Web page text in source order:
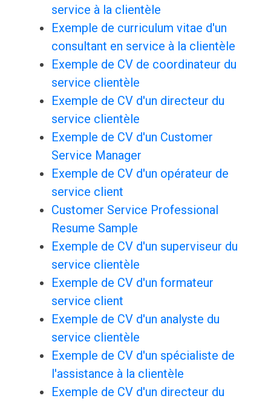
service à la clientèle
Exemple de curriculum vitae d'un
consultant en service à la clientèle
Exemple de CV de coordinateur du
service clientèle
Exemple de CV d'un directeur du
service clientèle
Exemple de CV d'un Customer
Service Manager
Exemple de CV d'un opérateur de
service client
Customer Service Professional
Resume Sample
Exemple de CV d'un superviseur du
service clientèle
Exemple de CV d'un formateur
service client
Exemple de CV d'un analyste du
service clientèle
Exemple de CV d'un spécialiste de
l'assistance à la clientèle
Exemple de CV d'un directeur du